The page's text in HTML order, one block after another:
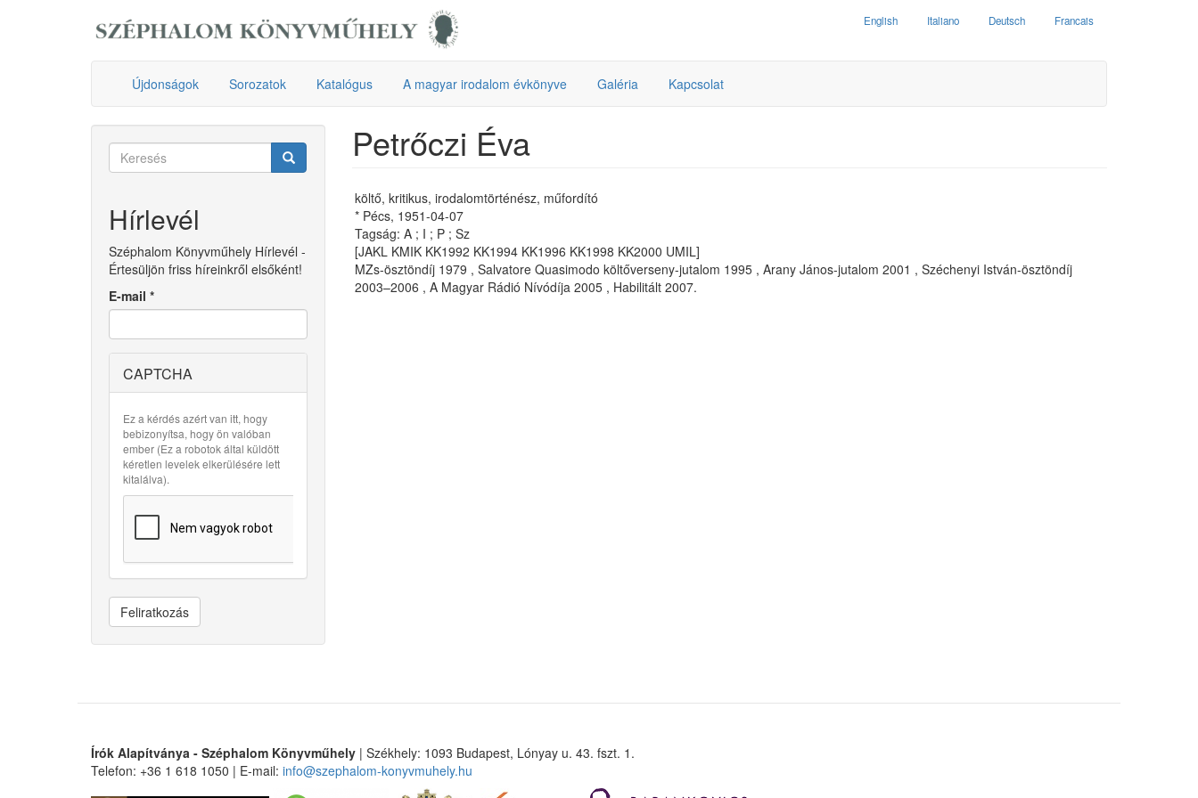
English Italiano Deutsch Francais
Újdonságok Sorozatok Katalógus A magyar irodalom évkönyve Galéria Kapcsolat
Keresés
Hírlevél
Széphalom Könyvműhely Hírlevél -
Értesüljön friss híreinkről elsőként!
E-mail *
CAPTCHA
Ez a kérdés azért van itt, hogy
bebizonyítsa, hogy ön valóban
ember (Ez a robotok által küldött
kéretlen levelek elkerülésére lett
kitalálva).
Feliratkozás
Petrőczi Éva
költő, kritikus, irodalomtörténész, műfordító
* Pécs, 1951-04-07
Tagság: A ; I ; P ; Sz
[JAKL KMIK KK1992 KK1994 KK1996 KK1998 KK2000 UMIL]
MZs-ösztöndíj 1979 , Salvatore Quasimodo költőverseny-jutalom 1995 , Arany János-jutalom 2001 , Széchenyi István-ösztöndíj
2003–2006 , A Magyar Rádió Nívódíja 2005 , Habilitált 2007.
Írók Alapítványa - Széphalom Könyvműhely | Székhely: 1093 Budapest, Lónyay u. 43. fszt. 1.
Telefon: +36 1 618 1050 | E-mail: info@szephalom-konyvmuhely.hu